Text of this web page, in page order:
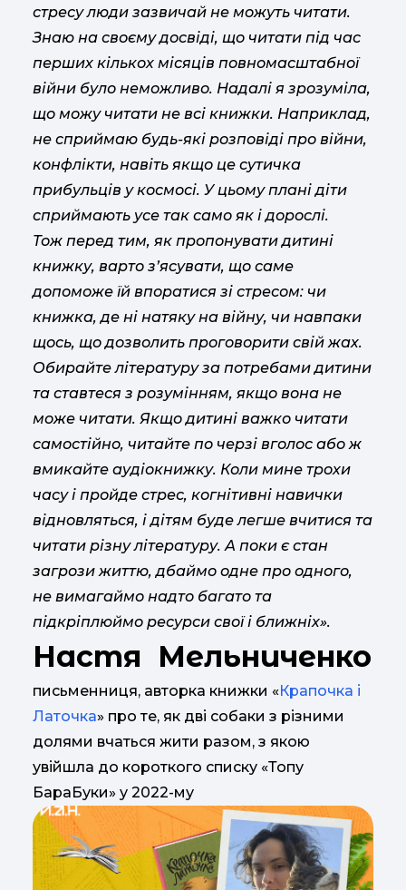
стресу люди зазвичай не можуть читати.
Знаю на своєму досвіді, що читати під час
перших кількох місяців повномасштабної
війни було неможливо. Надалі я зрозуміла,
що можу читати не всі книжки. Наприклад,
не сприймаю будь-які розповіді про війни,
конфлікти, навіть якщо це сутичка
прибульців у космосі. У цьому плані діти
сприймають усе так само як і дорослі.
Тож перед тим, як пропонувати дитині
книжку, варто з’ясувати, що саме
допоможе їй впоратися зі стресом: чи
книжка, де ні натяку на війну, чи навпаки
щось, що дозволить проговорити свій жах.
Обирайте літературу за потребами дитини
та ставтеся з розумінням, якщо вона не
може читати. Якщо дитині важко читати
самостійно, читайте по черзі вголос або ж
вмикайте аудіокнижку. Коли мине трохи
часу і пройде стрес, когнітивні навички
відновляться, і дітям буде легше вчитися та
читати різну літературу. А поки є стан
загрози життю, дбаймо одне про одного,
не вимагаймо надто багато та
підкріплюймо ресурси свої і ближніх».
Настя Мельниченко
письменниця, авторка книжки «Крапочка і
Латочка» про те, як дві собаки з різними
долями вчаться жити разом, з якою
увійшла до короткого списку «Топу
БараБуки» у 2022-му